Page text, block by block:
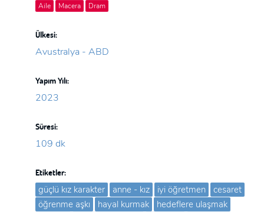
Aile Macera Dram
Ülkesi:
Avustralya - ABD
Yapım Yılı:
2023
Süresi:
109 dk
Etiketler:
güçlü kız karakter anne - kız iyi öğretmen
cesaret
öğrenme aşkı
hayal kurmak
hedeflere ulaşmak